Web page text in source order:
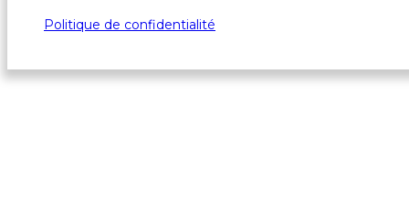
Politique de confidentialité